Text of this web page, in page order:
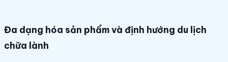
Đa dạng hóa sản phẩm và định hướng du lịch
chữa lành